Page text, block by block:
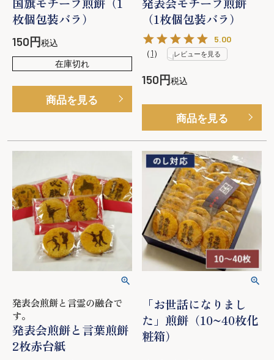
枚個包装バラ）
150
税込
在庫切れ
商品を見る
（1枚個包装バラ）
5.00
（1） レビューを見る
150 税込
商品を見る
発表会煎餅と言霊の融合で
す。
発表会煎餅と言葉煎餅
2枚赤台紙
「お世話になりまし
た」煎餅（10~40枚化
粧箱）